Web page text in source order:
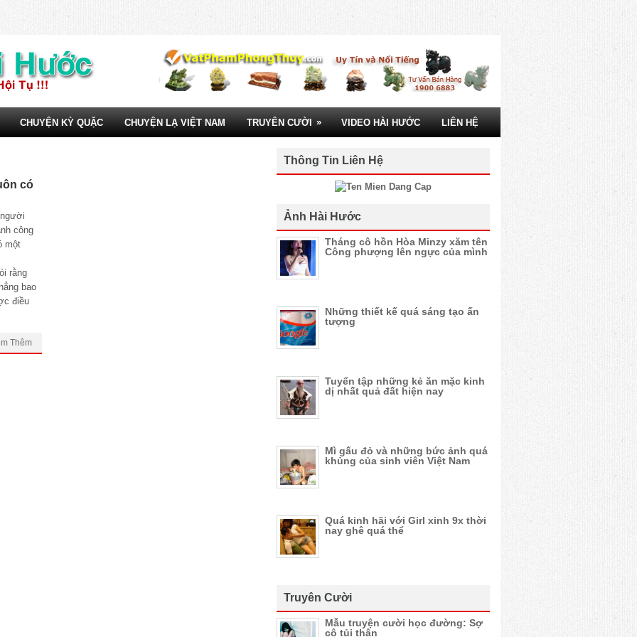
CHUYỆN KỲ QUẶC CHUYỆN LẠ VIỆT NAM TRUYÊN CƯỜI » VIDEO HÀI HƯỚC LIÊN HỆ
có
công
một
rằng
bao
điều
Thêm
Thông Tin Liên Hệ
Ảnh Hài Hước
Tháng cô hồn Hòa Minzy xăm tên
Công phượng lên ngực của mình
Những thiết kế quá sáng tạo ấn
tượng
Tuyển tập những kẻ ăn mặc kinh
dị nhất quả đất hiện nay
Mì gấu đỏ và những bức ảnh quá
khủng của sinh viên Việt Nam
Quá kinh hãi với Girl xinh 9x thời
nay ghê quá thể
Truyên Cười
Mẫu truyện cười học đường: Sợ
cô tủi thân